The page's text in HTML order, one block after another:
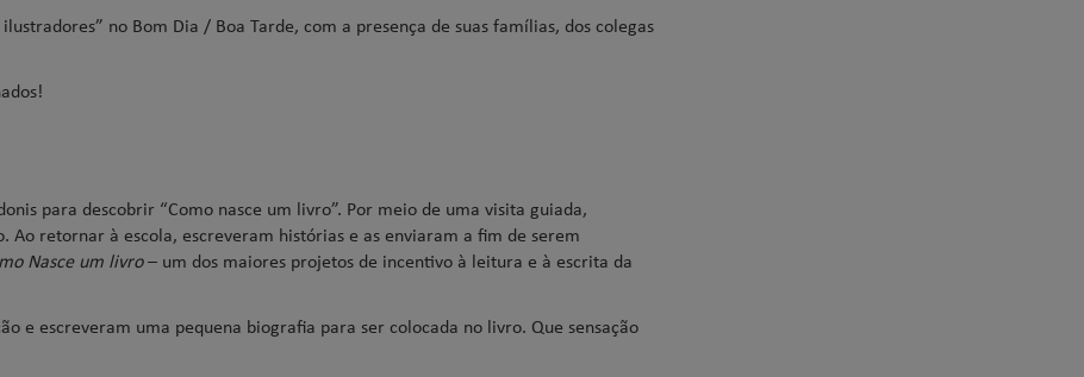
no Bom Dia / Boa Tarde, com a presença de suas famílias, dos colegas
para descobrir “Como nasce um livro”. Por meio de uma visita guiada,
retornar à escola, escreveram histórias e as enviaram a fim de serem
Nasce um livro– um dos maiores projetos de incentivo à leitura e à escrita da
e escreveram uma pequena biografia para ser colocada no livro. Que sensação